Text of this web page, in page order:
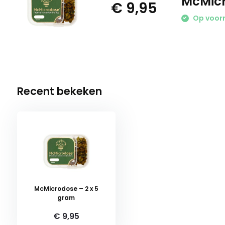
€ 9,95
Op
Recent bekeken
McMicrodose – 2 x 5
gram
€ 9,95